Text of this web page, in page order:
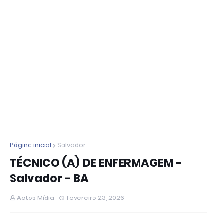
Página inicial Salvador
TÉCNICO (A) DE ENFERMAGEM -
Salvador - BA
Actos Mídia fevereiro 23, 2026